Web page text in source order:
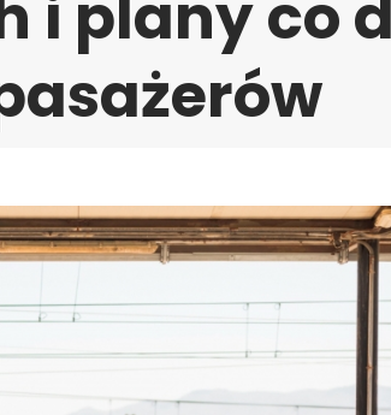
i plany co